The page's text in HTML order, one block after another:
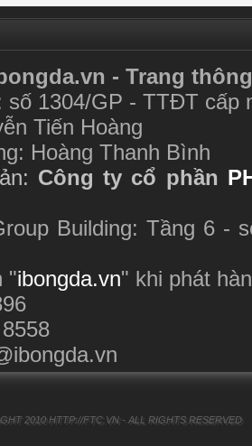
- Trang
số 1304/GP - TTĐT cấp
Tiến Hoàng
Hoàng Thanh Bình
Công ty cổ phần
Building: Tầng 6 -
"ibongda.vn" khi phát
2010 HTTP://FTC.VN - ALL RIGHTS RESERVED